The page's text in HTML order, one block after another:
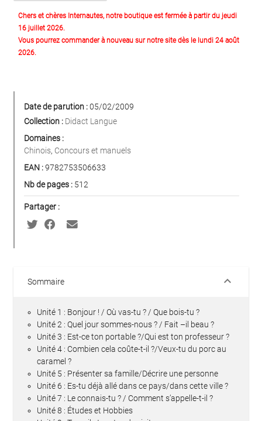
Chers et chères Internautes, notre boutique est fermée à partir du jeudi
16 juillet 2026.
Vous pourrez commander à nouveau sur notre site dès le lundi 24 août
2026.
Date de parution :05/02/2009
Collection : Didact Langue
Domaines :
Chinois, Concours et manuels
EAN :9782753506633
Nb de pages : 512
Partager :
Sommaire keyboard_arrow_down
Unité 1 : Bonjour ! / Où vas-tu ? / Que bois-tu ?
Unité 2 : Quel jour sommes-nous ? / Fait –il beau ?
Unité 3 : Est-ce ton portable ?/Qui est ton professeur ?
Unité 4 : Combien cela coûte-t-il ?/Veux-tu du porc au
caramel ?
Unité 5 : Présenter sa famille/Décrire une personne
Unité 6 : Es-tu déjà allé dans ce pays/dans cette ville ?
Unité 7 : Le connais-tu ? / Comment s’appelle-t-il ?
Unité 8 : Études et Hobbies